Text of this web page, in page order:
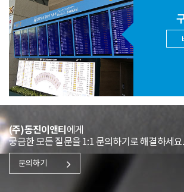
(주)동진이앤티에게
궁금한 모든 질문을 1:1 문의하기로 해결하세요.
문의하기